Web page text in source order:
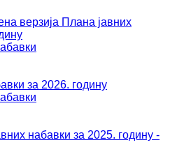
верзија Плана јавних
за 2026. годину
набавки за 2025. годину -